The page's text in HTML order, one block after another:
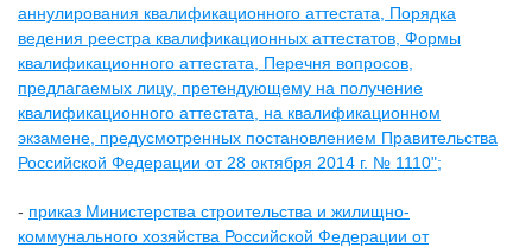
аннулирования квалификационного аттестата, Порядка
ведения реестра квалификационных аттестатов, Формы
квалификационного аттестата, Перечня вопросов,
предлагаемых лицу, претендующему на получение
квалификационного аттестата, на квалификационном
экзамене, предусмотренных постановлением Правительства
Российской Федерации от 28 октября 2014 г. № 1110";
- приказ Министерства строительства и жилищно-
коммунального хозяйства Российской Федерации от